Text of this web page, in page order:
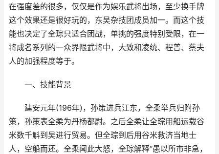
在强度差的很多，仅仅是作为娱乐武将出场，至少换手牌
这个效果还是很好玩的，东吴杂技团成员加一。而这个技
能也决定了全琮只适合团战，单挑的强度特别受限，在一
将成名系列的一众界限武将中，大致和凌统、程普、蔡夫
人的加强程度等于。
一、技能背景
建安元年(196年)，孙策进兵江东，全柔举兵归附孙
策，孙策表全柔为丹杨都尉。之后全柔让全琮用船运载谷
米数千斛到吴进行贸易。但全琮到后用谷米救济当地士
人，空船而还。全柔闻此大怒，全琮解释“愚以所市非急，